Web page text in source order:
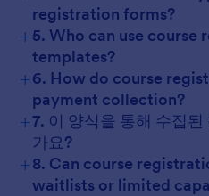
registration forms?
+5. Who can use course
templates?
+6. How do course
payment collection?
+7. 이 양식을 통해 수집
가요?
+8. Can course
waitlists or limited